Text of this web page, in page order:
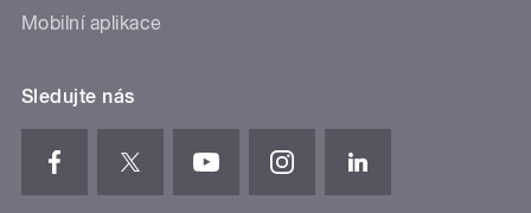
Mobilní aplikace
Sledujte nás